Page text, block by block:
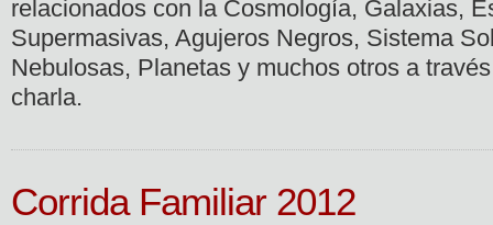
relacionados con la Cosmología, Galaxias,
Supermasivas, Agujeros Negros, Sistema
Nebulosas, Planetas y muchos otros a
charla.
Corrida Familiar 2012